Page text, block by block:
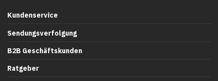
Kundenservice
Sendungsverfolgung
B2B Geschäftskunden
Ratgeber